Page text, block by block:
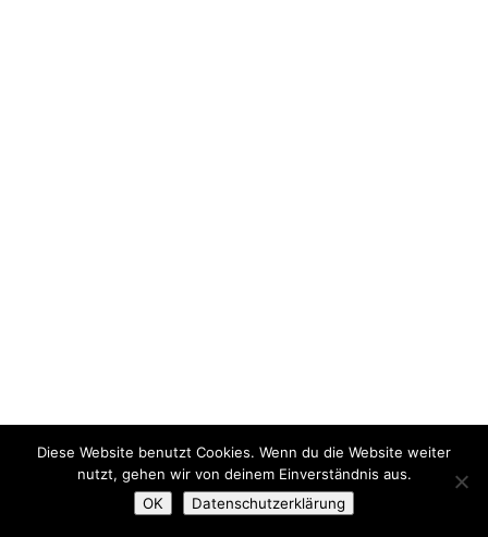
Diese Website benutzt Cookies. Wenn du die Website weiter
nutzt, gehen wir von deinem Einverständnis aus.
OK
Datenschutzerklärung